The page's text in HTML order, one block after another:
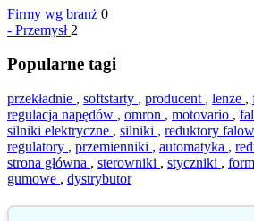
Firmy wg branż 0
- Przemysł 2
Popularne tagi
przekładnie , softstarty , producent , lenze ,
regulacja napędów , omron , motovario ,
silniki elektryczne , silniki , reduktory
regulatory , przemienniki , automatyka ,
strona główna , sterowniki , styczniki ,
gumowe , dystrybutor